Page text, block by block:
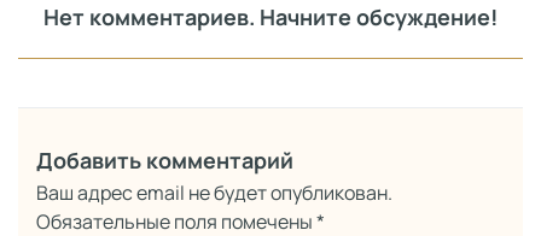
Нет комментариев. Начните обсуждение!
Добавить комментарий
Ваш адрес email не будет опубликован.
Обязательные поля помечены*